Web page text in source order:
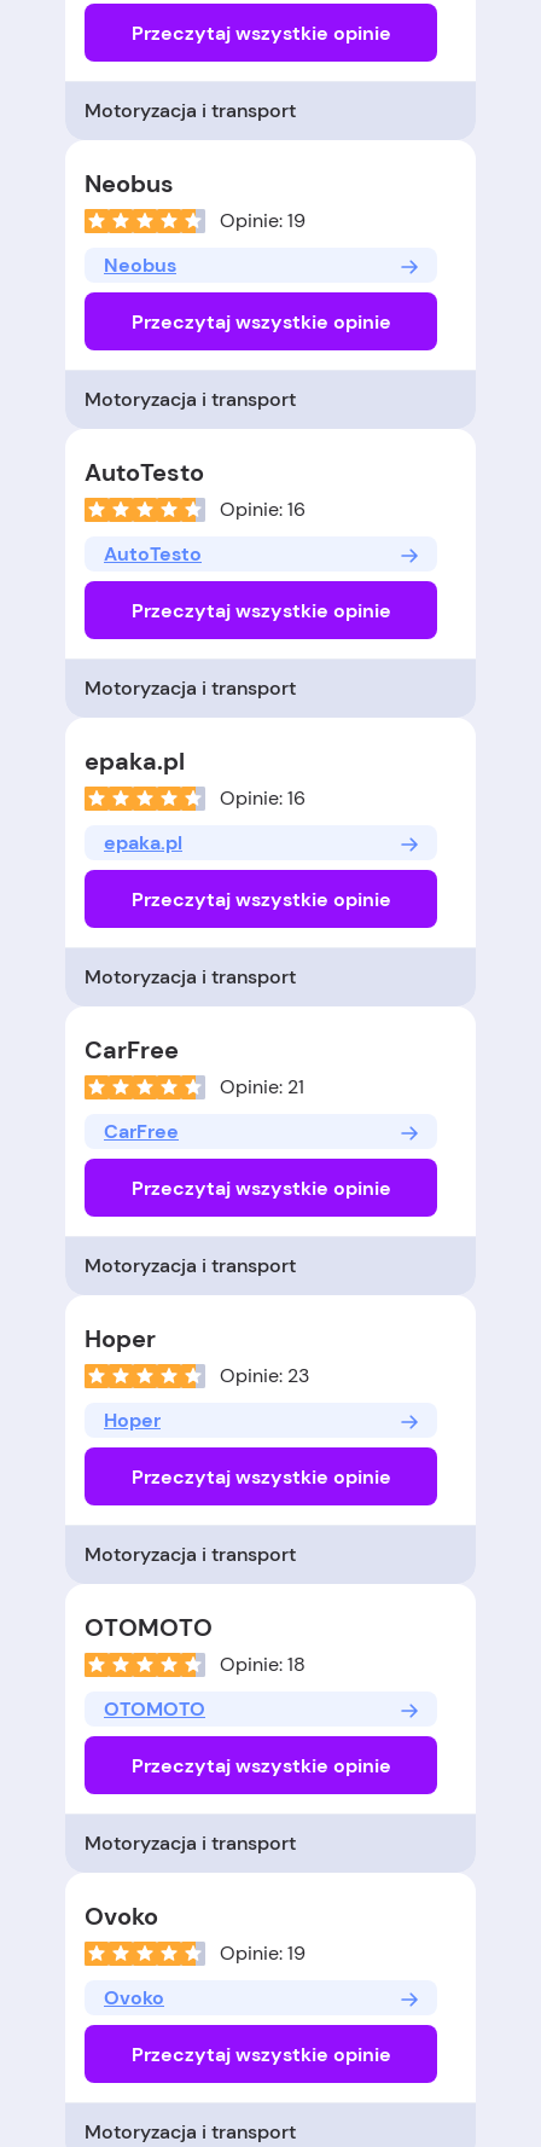
Przeczytaj wszystkie opinie
Motoryzacja i transport
Neobus
Opinie: 19
Neobus
Przeczytaj wszystkie opinie
Motoryzacja i transport
AutoTesto
Opinie: 16
AutoTesto
Przeczytaj wszystkie opinie
Motoryzacja i transport
epaka.pl
Opinie: 16
epaka.pl
Przeczytaj wszystkie opinie
Motoryzacja i transport
CarFree
Opinie: 21
CarFree
Przeczytaj wszystkie opinie
Motoryzacja i transport
Hoper
Opinie: 23
Hoper
Przeczytaj wszystkie opinie
Motoryzacja i transport
OTOMOTO
Opinie: 18
OTOMOTO
Przeczytaj wszystkie opinie
Motoryzacja i transport
Ovoko
Opinie: 19
Ovoko
Przeczytaj wszystkie opinie
Motoryzacja i transport